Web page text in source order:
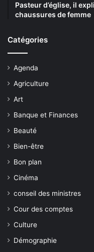
Pasteur d’église, il
chaussures de femme
Catégories
Agenda
Agriculture
Art
Banque et Finances
Beauté
Bien-être
Bon plan
Cinéma
conseil des ministres
Cour des comptes
Culture
Démographie